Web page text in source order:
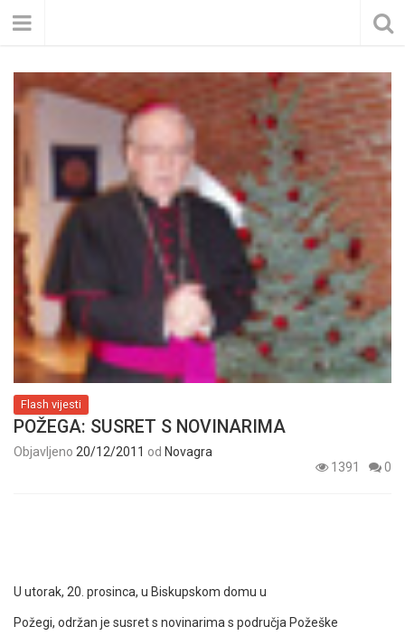
Flash vijesti
POŽEGA: SUSRET S NOVINARIMA
Objavljeno 20/12/2011 od Novagra
1391
0
U utorak, 20. prosinca, u Biskupskom domu u
Požegi, održan je susret s novinarima s područja Požeške